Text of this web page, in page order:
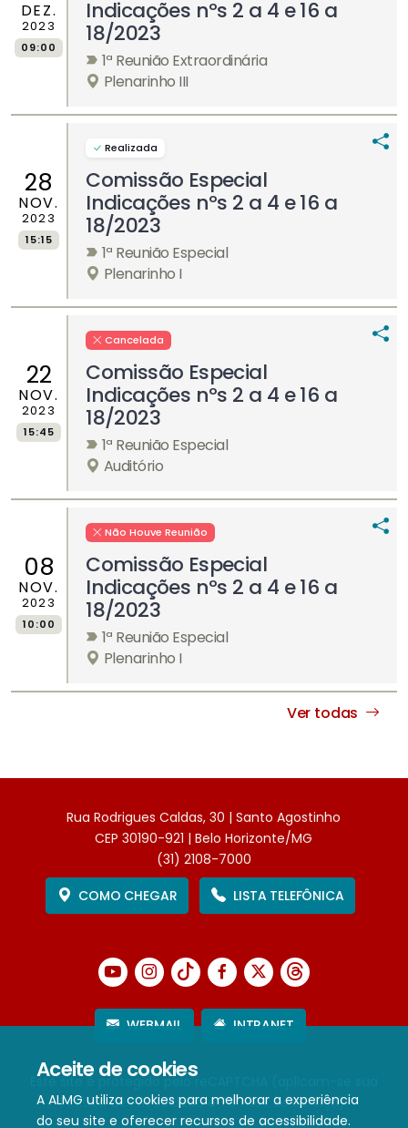
Aceite de cookies
A ALMG utiliza cookies para melhorar a experiência
do seu site e oferecer recursos de acessibilidade.
DEZ.
2023
09:00
Indicações nºs 2 a 4 e 16 a
18/2023
1ª Reunião Extraordinária
Plenarinho III
28
NOV.
2023
15:15
Realizada
Comissão Especial
Indicações nºs 2 a 4 e 16 a
18/2023
1ª Reunião Especial
Plenarinho I
22
NOV.
2023
15:45
Cancelada
Comissão Especial
Indicações nºs 2 a 4 e 16 a
18/2023
1ª Reunião Especial
Auditório
08
NOV.
2023
10:00
Não Houve Reunião
Comissão Especial
Indicações nºs 2 a 4 e 16 a
18/2023
1ª Reunião Especial
Plenarinho I
Ver todas
Rua Rodrigues Caldas, 30 | Santo Agostinho
CEP 30190-921 | Belo Horizonte/MG
(31) 2108-7000
COMO CHEGAR
LISTA TELEFÔNICA
WEBMAIL INTRANET
Este site é protegido pelo reCAPTCHA (aplicam-se sua
Política de PrivacidadeeTermos de Serviço).